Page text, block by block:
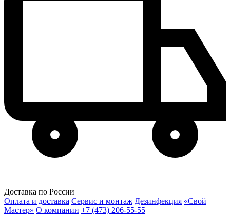
Доставка по России
Оплата и доставка Сервис и монтаж Дезинфекция «Свой
Мастер» О компании +7 (473) 206-55-55